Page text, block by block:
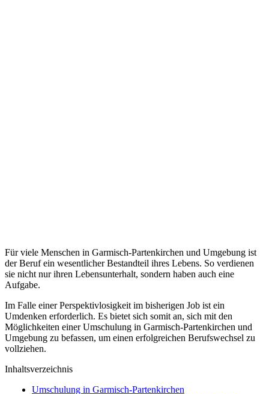
Für viele Menschen in Garmisch-Partenkirchen und Umgebung ist
der Beruf ein wesentlicher Bestandteil ihres Lebens. So verdienen
sie nicht nur ihren Lebensunterhalt, sondern haben auch eine
Aufgabe.
Im Falle einer Perspektivlosigkeit im bisherigen Job ist ein
Umdenken erforderlich. Es bietet sich somit an, sich mit den
Möglichkeiten einer Umschulung in Garmisch-Partenkirchen und
Umgebung zu befassen, um einen erfolgreichen Berufswechsel zu
vollziehen.
Inhaltsverzeichnis
Umschulung in Garmisch-Partenkirchen